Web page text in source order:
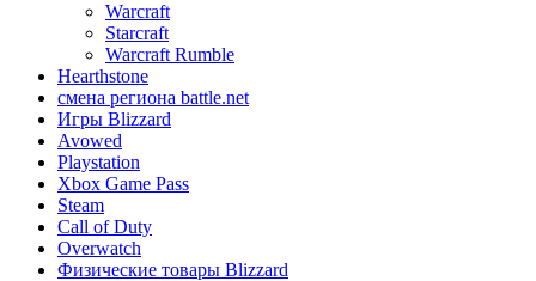
Warcraft
Starcraft
Warcraft Rumble
Hearthstone
смена региона battle.net
Игры Blizzard
Avowed
Playstation
Xbox Game Pass
Steam
Call of Duty
Overwatch
Физические товары Blizzard